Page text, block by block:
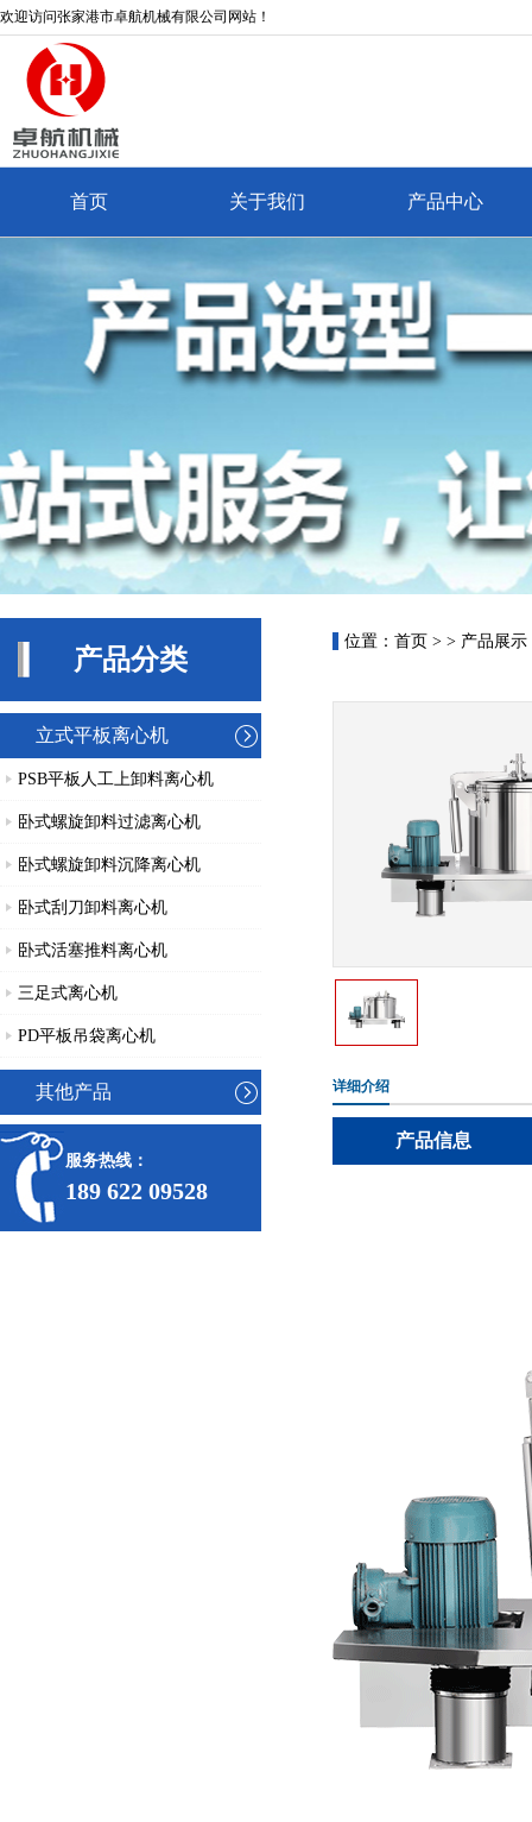
欢迎访问张家港市卓航机械有限公司网站！
首页 关于我们 产品中心
产品分类
立式平板离心机
PSB平板人工上卸料离心机
卧式螺旋卸料过滤离心机
卧式螺旋卸料沉降离心机
卧式刮刀卸料离心机
卧式活塞推料离心机
三足式离心机
PD平板吊袋离心机
其他产品
服务热线：
189 622 09528
位置： 首页 > > 产品展示
详细介绍
产品信息